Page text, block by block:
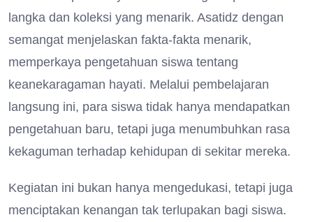
langka dan koleksi yang menarik. Asatidz dengan
semangat menjelaskan fakta-fakta menarik,
memperkaya pengetahuan siswa tentang
keanekaragaman hayati. Melalui pembelajaran
langsung ini, para siswa tidak hanya mendapatkan
pengetahuan baru, tetapi juga menumbuhkan rasa
kekaguman terhadap kehidupan di sekitar mereka.
Kegiatan ini bukan hanya mengedukasi, tetapi juga
menciptakan kenangan tak terlupakan bagi siswa.